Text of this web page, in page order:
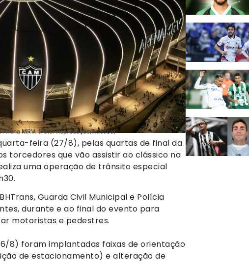
MRV. (Foto: Reprodução/Atlético)
feira (27/8), pelas quartas de final da
torcedores que vão assistir ao clássico na
uma operação de trânsito especial
Guarda Civil Municipal e Polícia
durante e ao final do evento para
motoristas e pedestres.
8) foram implantadas faixas de orientação
de estacionamento) e alteração de